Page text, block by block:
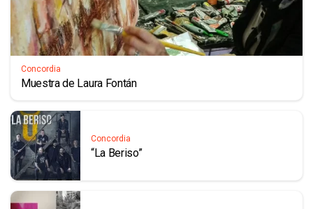
Concordia
Muestra de Laura Fontán
Concordia
“La Beriso”